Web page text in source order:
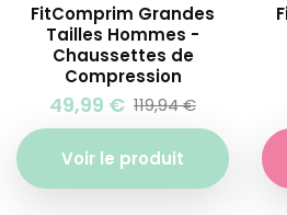
FitComprim Grandes
Tailles Hommes -
Chaussettes de
Compression
Prix
119,94 €Prix
soldé
49,99 €
Voir le produit